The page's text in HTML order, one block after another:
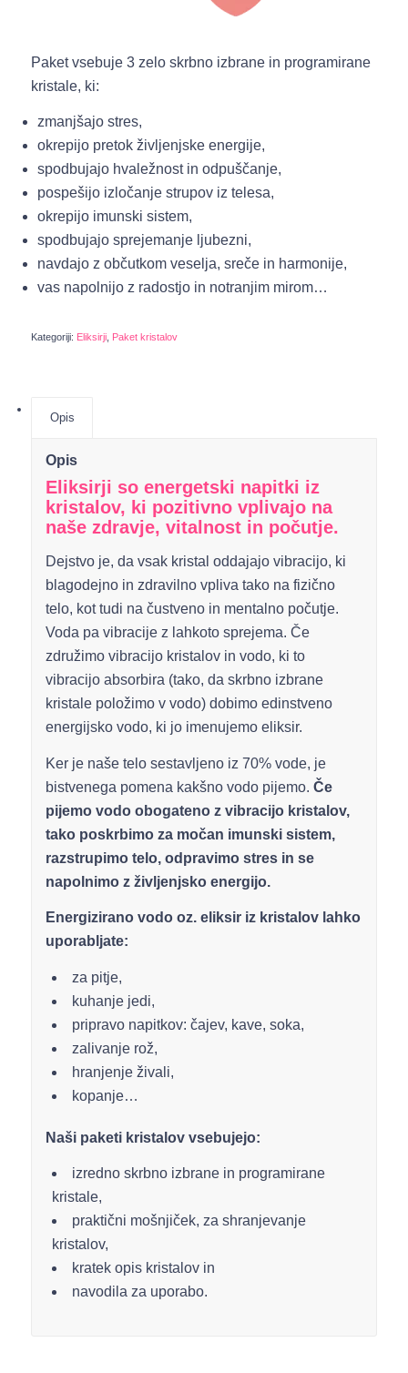
Paket vsebuje 3 zelo skrbno izbrane in programirane
kristale, ki:
zmanjšajo stres,
okrepijo pretok življenjske energije,
spodbujajo hvaležnost in odpuščanje,
pospešijo izločanje strupov iz telesa,
okrepijo imunski sistem,
spodbujajo sprejemanje ljubezni,
navdajo z občutkom veselja, sreče in harmonije,
vas napolnijo z radostjo in notranjim mirom…
Kategoriji: Eliksirji, Paket kristalov
Opis
Opis
Eliksirji so energetski napitki iz
kristalov, ki pozitivno vplivajo na
naše zdravje, vitalnost in počutje.
Dejstvo je, da vsak kristal oddajajo vibracijo, ki
blagodejno in zdravilno vpliva tako na fizično
telo, kot tudi na čustveno in mentalno počutje.
Voda pa vibracije z lahkoto sprejema. Če
združimo vibracijo kristalov in vodo, ki to
vibracijo absorbira (tako, da skrbno izbrane
kristale položimo v vodo) dobimo edinstveno
energijsko vodo, ki jo imenujemo eliksir.
Ker je naše telo sestavljeno iz 70% vode, je
bistvenega pomena kakšno vodo pijemo. Če
pijemo vodo obogateno z vibracijo kristalov,
tako poskrbimo za močan imunski sistem,
razstrupimo telo, odpravimo stres in se
napolnimo z življenjsko energijo.
Energizirano vodo oz. eliksir iz kristalov lahko
uporabljate:
za pitje,
kuhanje jedi,
pripravo napitkov: čajev, kave, soka,
zalivanje rož,
hranjenje živali,
kopanje…
Naši paketi kristalov vsebujejo:
izredno skrbno izbrane in programirane
kristale,
praktični mošnjiček, za shranjevanje
kristalov,
kratek opis kristalov in
navodila za uporabo.